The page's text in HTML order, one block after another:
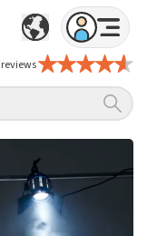
reviews